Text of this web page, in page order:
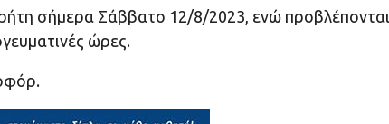
σήμερα Σάββατο 12/8/2023, ενώ προβλέπονται
ώρες.